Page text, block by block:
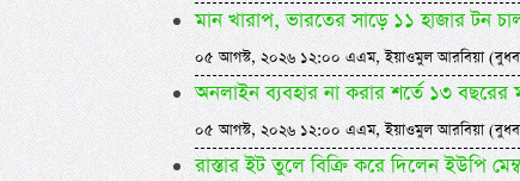
মান খারাপ, ভারতের সাড়ে ১১ হাজার টন
০৫ আগস্ট, ২০২৬ ১২:০০ এএম, ইয়াওমুল আরবিয়া
অনলাইন ব্যবহার না করার শর্তে ১৩
০৫ আগস্ট, ২০২৬ ১২:০০ এএম, ইয়াওমুল আরবিয়া
রাস্তার ইট তুলে বিক্রি করে দিলেন ইউপি